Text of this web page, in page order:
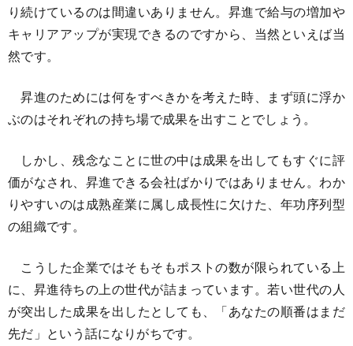
り続けているのは間違いありません。昇進で給与の増加や
キャリアアップが実現できるのですから、当然といえば当
然です。
昇進のためには何をすべきかを考えた時、まず頭に浮か
ぶのはそれぞれの持ち場で成果を出すことでしょう。
しかし、残念なことに世の中は成果を出してもすぐに評
価がなされ、昇進できる会社ばかりではありません。わか
りやすいのは成熟産業に属し成長性に欠けた、年功序列型
の組織です。
こうした企業ではそもそもポストの数が限られている上
に、昇進待ちの上の世代が詰まっています。若い世代の人
が突出した成果を出したとしても、「あなたの順番はまだ
先だ」という話になりがちです。